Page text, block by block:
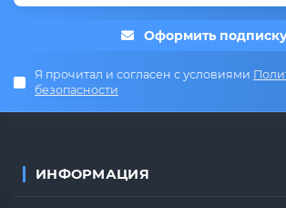
Оформить
Я прочитал и согласен с условиями
безопасности
ИНФОРМАЦИЯ